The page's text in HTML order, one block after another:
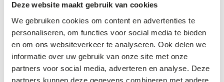
Deze website maakt gebruik van cookies
We gebruiken cookies om content en advertenties te
personaliseren, om functies voor social media te bieden
en om ons websiteverkeer te analyseren. Ook delen we
informatie over uw gebruik van onze site met onze
partners voor social media, adverteren en analyse. Deze
partners kunnen deze gegevens combineren met andere
Details
Maat
9.53 x 9.53 mm
Merk
Mazuri